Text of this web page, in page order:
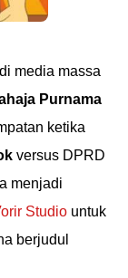
media massa
Purnama
ketika
versus DPRD
menjadi
Studio untuk
berjudul